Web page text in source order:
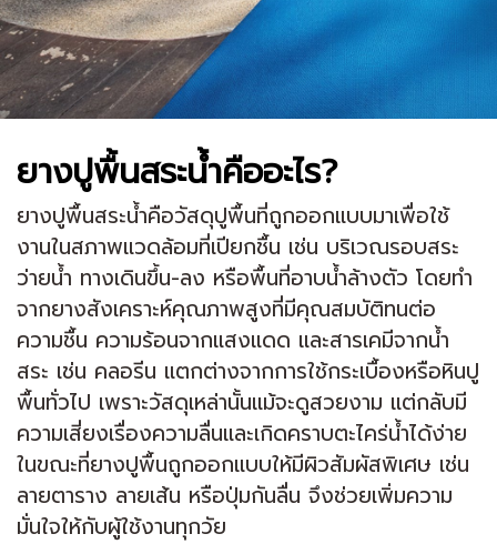
ยางปูพื้นสระน้ำคืออะไร?
ยางปูพื้นสระน้ำคือวัสดุปูพื้นที่ถูกออกแบบมาเพื่อใช้
งานในสภาพแวดล้อมที่เปียกชื้น เช่น บริเวณรอบสระ
ว่ายน้ำ ทางเดินขึ้น-ลง หรือพื้นที่อาบน้ำล้างตัว โดยทำ
จากยางสังเคราะห์คุณภาพสูงที่มีคุณสมบัติทนต่อ
ความชื้น ความร้อนจากแสงแดด และสารเคมีจากน้ำ
สระ เช่น คลอรีน แตกต่างจากการใช้กระเบื้องหรือหินปู
พื้นทั่วไป เพราะวัสดุเหล่านั้นแม้จะดูสวยงาม แต่กลับมี
ความเสี่ยงเรื่องความลื่นและเกิดคราบตะไคร่น้ำได้ง่าย
ในขณะที่ยางปูพื้นถูกออกแบบให้มีผิวสัมผัสพิเศษ เช่น
ลายตาราง ลายเส้น หรือปุ่มกันลื่น จึงช่วยเพิ่มความ
มั่นใจให้กับผู้ใช้งานทุกวัย